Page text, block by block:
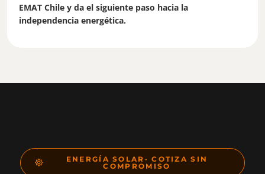
EMAT Chile y da el siguiente paso hacia la
independencia energética.
ENERGÍA SOLAR· COTIZA SIN
COMPROMISO